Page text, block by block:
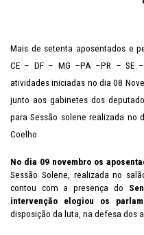
Mais de setenta aposentados e
CE – DF – MG –PA –PR – SE
atividades iniciadas no dia 08
junto aos gabinetes dos
para Sessão solene realizada no
Coelho.
No dia 09 novembro os
Sessão Solene, realizada no
contou com a presença do
intervenção elogiou os
disposição da luta, na defesa dos